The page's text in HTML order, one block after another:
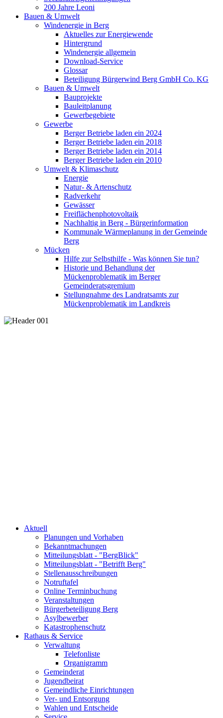
200 Jahre Leoni
Bauen & Umwelt
Windenergie in Berg
Aktuelles zur Energiewende
Hintergrund
Windenergie allgemein
Download-Service
Glossar
Beteiligung Bürgerwind Berg GmbH Co. KG
Bauen & Umwelt
Bauprojekte
Bauleitplanung
Gewerbegebiete
Gewerbe
Berger Betriebe laden ein 2024
Berger Betriebe laden ein 2018
Berger Betriebe laden ein 2014
Berger Betriebe laden ein 2010
Umwelt & Klimaschutz
Energie
Natur- & Artenschutz
Radverkehr
Gewässer
Freiflächenphotovoltaik
Nachhaltig in Berg - Bürgerinformation
Kommunale Wärmeplanung in der Gemeinde
Berg
Mücken
Hilfe zur Selbsthilfe - Was können Sie tun?
Historie und Behandlung der
Mückenproblematik im Berger
Gemeinderatsgremium
Stellungnahme des Landratsamts zur
Mückenproblematik im Landkreis
Aktuell
Planungen und Vorhaben
Bekanntmachungen
Mitteilungsblatt - "BergBlick"
Mitteilungsblatt - "Betrifft Berg"
Stellenausschreibungen
Notruftafel
Online Terminbuchung
Veranstaltungen
Bürgerbeteiligung Berg
Asylbewerber
Katastrophenschutz
Rathaus & Service
Verwaltung
Telefonliste
Organigramm
Gemeinderat
Jugendbeirat
Gemeindliche Einrichtungen
Ver- und Entsorgung
Wahlen und Entscheide